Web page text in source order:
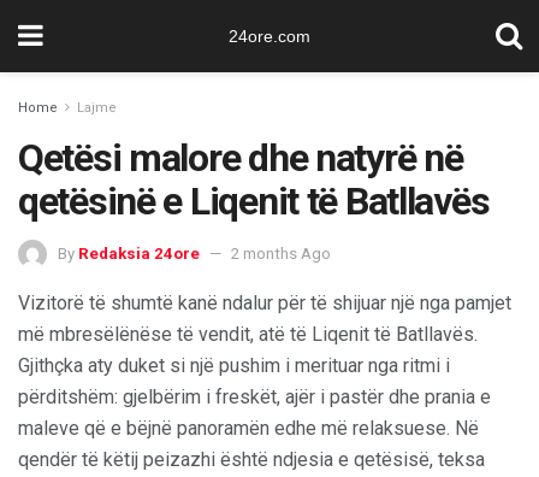
24ore.com
Home Lajme
Qetësi malore dhe natyrë në
qetësinë e Liqenit të Batllavës
By Redaksia 24ore 2 months Ago
Vizitorë të shumtë kanë ndalur për të shijuar një nga pamjet
më mbresëlënëse të vendit, atë të Liqenit të Batllavës.
Gjithçka aty duket si një pushim i merituar nga ritmi i
përditshëm: gjelbërim i freskët, ajër i pastër dhe prania e
maleve që e bëjnë panoramën edhe më relaksuese. Në
qendër të këtij peizazhi është ndjesia e qetësisë, teksa